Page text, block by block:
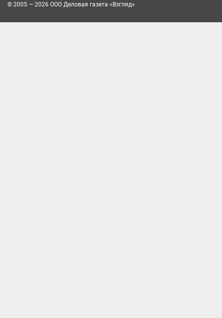
© 2005 — 2026 ООО Деловая газета «Взгляд»